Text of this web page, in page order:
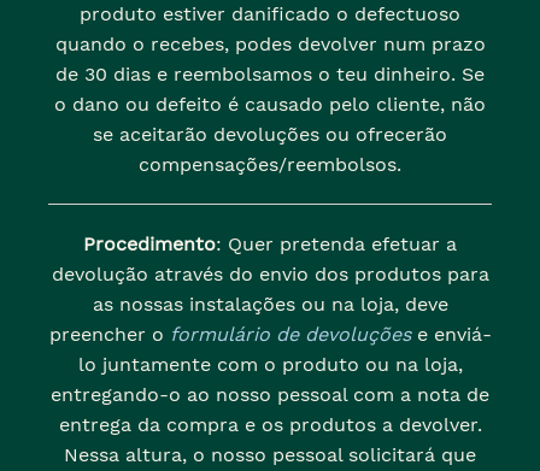
produto estiver danificado o defectuoso
quando o recebes, podes devolver num prazo
de 30 dias e reembolsamos o teu dinheiro. Se
o dano ou defeito é causado pelo cliente, não
se aceitarão devoluções ou ofrecerão
compensações/reembolsos.
Procedimento: Quer pretenda efetuar a
devolução através do envio dos produtos para
as nossas instalações ou na loja, deve
preencher o formulário de devoluçõese enviá-
lo juntamente com o produto ou na loja,
entregando-o ao nosso pessoal com a nota de
entrega da compra e os produtos a devolver.
Nessa altura, o nosso pessoal solicitará que